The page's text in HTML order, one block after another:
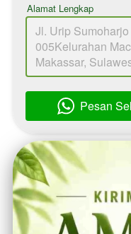
Alamat Lengkap
` Pesan